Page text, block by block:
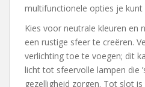
multifunctionele opties je kunt
Kies voor neutrale kleuren en
een rustige sfeer te creëren.
verlichting toe te voegen; dit
licht tot sfeervolle lampen die
gezelligheid zorgen. Tot slot